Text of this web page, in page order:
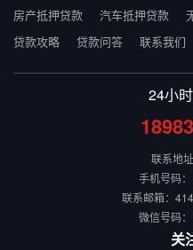
房产抵押贷款 汽车抵押贷款
贷款攻略
贷款问答 联系我们
24小
联系地
手机号码
联系邮箱：
微信号码
关